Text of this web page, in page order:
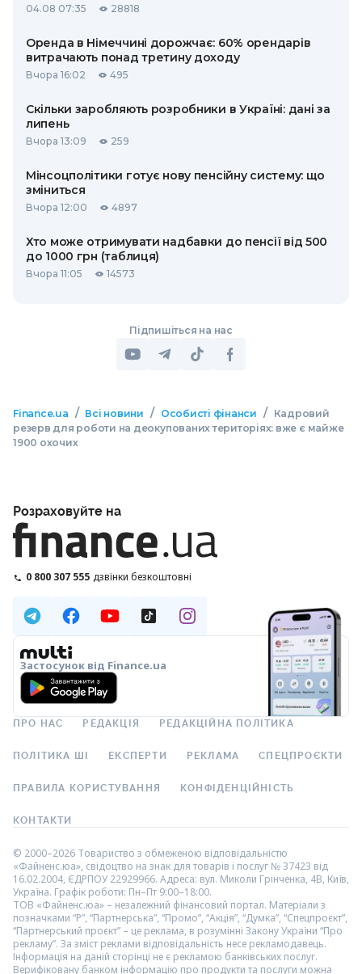
04.08 07:35 28818
Оренда в Німеччині дорожчає: 60% орендарів
витрачають понад третину доходу
Вчора 16:02 495
Скільки заробляють розробники в Україні: дані за
липень
Вчора 13:09 259
Мінсоцполітики готує нову пенсійну систему: що
зміниться
Вчора 12:00 4897
Хто може отримувати надбавки до пенсії від 500
до 1000 грн (таблиця)
Вчора 11:05 14573
Підпишіться на нас
Finance.ua / Всі новини / Особисті фінанси /
Кадровий
резерв для роботи на деокупованих територіях: вже є майже
1900 охочих
Розраховуйте на
0 800 307 555 дзвінки безкоштовні
Застосунок від Finance.ua
ПРО НАС РЕДАКЦІЯ РЕДАКЦІЙНА ПОЛІТИКА
ПОЛІТИКА ШІ ЕКСПЕРТИ РЕКЛАМА СПЕЦПРОЄКТИ
ПРАВИЛА КОРИСТУВАННЯ КОНФІДЕНЦІЙНІСТЬ
КОНТАКТИ
© 2000–2026 Товариство з обмеженою відповідальністю
«Файненс.юа», свідоцтво на знак для товарів і послуг № 37423 від
16.02.2004, ЄДРПОУ 22929966. Адреса: вул. Миколи Грінченка, 4В, Київ,
Україна. Графік роботи: Пн–Пт 9:00–18:00.
ТОВ «Файненс.юа» – незалежний фінансовий портал. Матеріали з
позначками “Р”, “Партнерська”, “Промо”, “Акція”, “Думка”, “Спецпроєкт”,
“Партнерський проєкт” – це реклама, в розумінні Закону України “Про
рекламу”. За зміст реклами відповідальність несе рекламодавець.
Інформація на даній сторінці не є рекламою банківських послуг.
Верифіковану банком інформацію про продукти та послуги можна